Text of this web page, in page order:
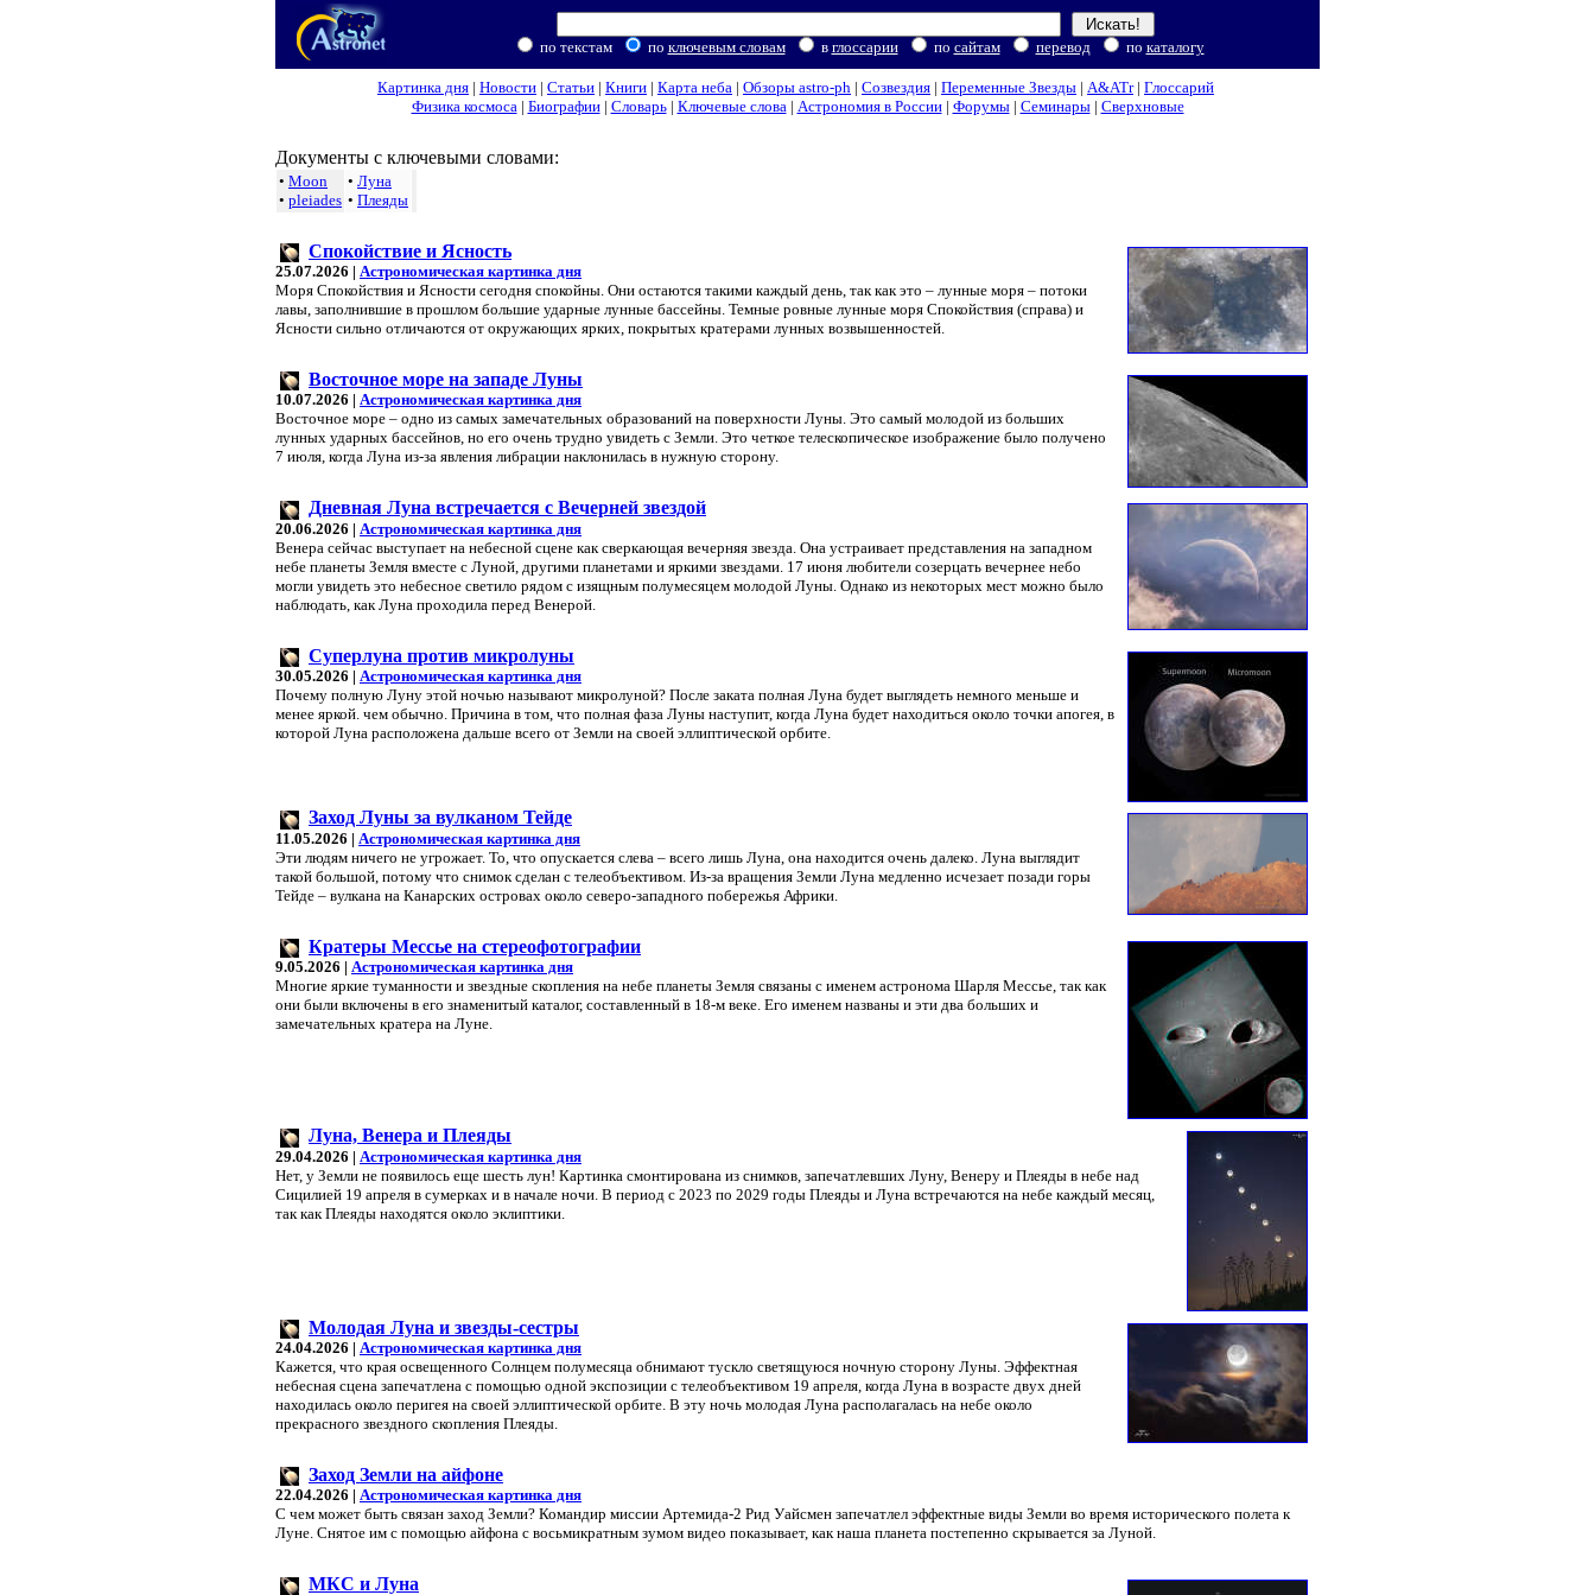
по текстам по ключевым словам в глоссарии по сайтам перевод по каталогу
Картинка дня | Новости | Статьи | Книги | Карта неба | Обзоры astro-ph | Созвездия | Переменные Звезды | A&ATr| Глоссарий
Физика космоса| Биографии| Словарь| Ключевые слова| Астрономия в России| Форумы| Семинары| Сверхновые
Документы с ключевыми словами:
• Moon
• pleiades
• Луна
• Плеяды
Спокойствие и Ясность
25.07.2026 | Астрономическая картинка дня
Моря Спокойствия и Ясности сегодня спокойны. Они остаются такими каждый день, так как это – лунные моря – потоки
лавы, заполнившие в прошлом большие ударные лунные бассейны. Темные ровные лунные моря Спокойствия (справа) и
Ясности сильно отличаются от окружающих ярких, покрытых кратерами лунных возвышенностей.
Восточное море на западе Луны
10.07.2026 | Астрономическая картинка дня
Восточное море – одно из самых замечательных образований на поверхности Луны. Это самый молодой из больших
лунных ударных бассейнов, но его очень трудно увидеть с Земли. Это четкое телескопическое изображение было получено
7 июля, когда Луна из-за явления либрации наклонилась в нужную сторону.
Дневная Луна встречается с Вечерней звездой
20.06.2026 | Астрономическая картинка дня
Венера сейчас выступает на небесной сцене как сверкающая вечерняя звезда. Она устраивает представления на западном
небе планеты Земля вместе с Луной, другими планетами и яркими звездами. 17 июня любители созерцать вечернее небо
могли увидеть это небесное светило рядом с изящным полумесяцем молодой Луны. Однако из некоторых мест можно было
наблюдать, как Луна проходила перед Венерой.
Суперлуна против микролуны
30.05.2026 | Астрономическая картинка дня
Почему полную Луну этой ночью называют микролуной? После заката полная Луна будет выглядеть немного меньше и
менее яркой. чем обычно. Причина в том, что полная фаза Луны наступит, когда Луна будет находиться около точки апогея, в
которой Луна расположена дальше всего от Земли на своей эллиптической орбите.
Заход Луны за вулканом Тейде
11.05.2026 | Астрономическая картинка дня
Эти людям ничего не угрожает. То, что опускается слева – всего лишь Луна, она находится очень далеко. Луна выглядит
такой большой, потому что снимок сделан с телеобъективом. Из-за вращения Земли Луна медленно исчезает позади горы
Тейде – вулкана на Канарских островах около северо-западного побережья Африки.
Кратеры Мессье на стереофотографии
9.05.2026 | Астрономическая картинка дня
Многие яркие туманности и звездные скопления на небе планеты Земля связаны с именем астронома Шарля Мессье, так как
они были включены в его знаменитый каталог, составленный в 18-м веке. Его именем названы и эти два больших и
замечательных кратера на Луне.
Луна, Венера и Плеяды
29.04.2026 | Астрономическая картинка дня
Нет, у Земли не появилось еще шесть лун! Картинка смонтирована из снимков, запечатлевших Луну, Венеру и Плеяды в небе над
Сицилией 19 апреля в сумерках и в начале ночи. В период с 2023 по 2029 годы Плеяды и Луна встречаются на небе каждый месяц,
так как Плеяды находятся около эклиптики.
Молодая Луна и звезды-сестры
24.04.2026 | Астрономическая картинка дня
Кажется, что края освещенного Солнцем полумесяца обнимают тускло светящуюся ночную сторону Луны. Эффектная
небесная сцена запечатлена с помощью одной экспозиции с телеобъективом 19 апреля, когда Луна в возрасте двух дней
находилась около перигея на своей эллиптической орбите. В эту ночь молодая Луна располагалась на небе около
прекрасного звездного скопления Плеяды.
Заход Земли на айфоне
22.04.2026 | Астрономическая картинка дня
С чем может быть связан заход Земли? Командир миссии Артемида-2 Рид Уайсмен запечатлел эффектные виды Земли во время исторического полета к
Луне. Снятое им с помощью айфона с восьмикратным зумом видео показывает, как наша планета постепенно скрывается за Луной.
МКС и Луна